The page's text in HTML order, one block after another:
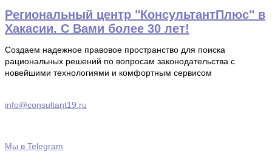
Перейти
к
содержимому
Региональный центр "КонсультантПлюс" в
Хакасии. С Вами более 30 лет!
Создаем надежное правовое пространство для поиска
рациональных решений по вопросам законодательства с
новейшими технологиями и комфортным сервисом
info@consultant19.ru
Мы в Telegram